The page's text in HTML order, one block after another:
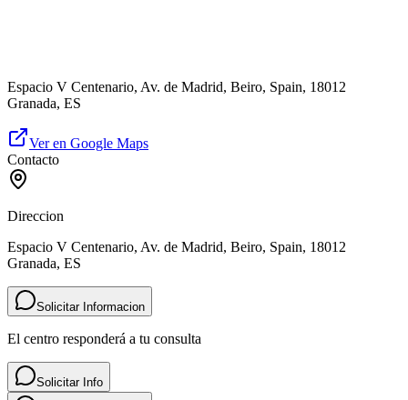
Espacio V Centenario, Av. de Madrid, Beiro, Spain, 18012
Granada, ES
Ver en Google Maps
Contacto
Direccion
Espacio V Centenario, Av. de Madrid, Beiro, Spain, 18012
Granada, ES
Solicitar Informacion
El centro responderá a tu consulta
Solicitar Info